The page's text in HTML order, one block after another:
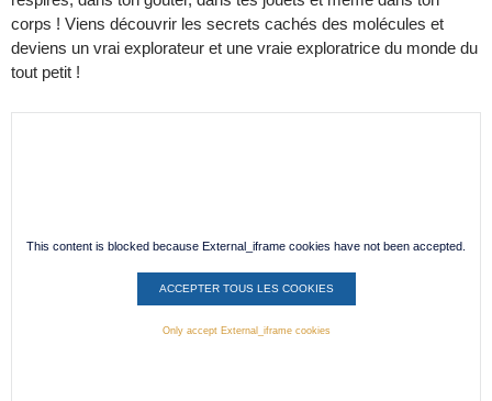
corps ! Viens découvrir les secrets cachés des molécules et
deviens un vrai explorateur et une vraie exploratrice du monde du
tout petit !
This content is blocked because External_iframe cookies have not been accepted.
ACCEPTER TOUS LES COOKIES
Only accept External_iframe cookies